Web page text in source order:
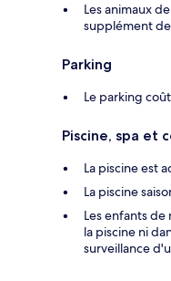
Les animaux
supplément
Parking
Le parking
Piscine, spa et
La piscine est
La piscine
Les enfants de
la piscine ni
surveillance